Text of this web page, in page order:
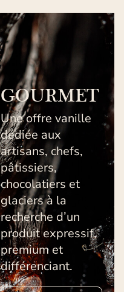
GOURMET
Une offre vanille
dédiée aux
artisans, chefs,
pâtissiers,
chocolatiers et
glaciers à la
recherche d’un
produit expressif,
premium et
différenciant.